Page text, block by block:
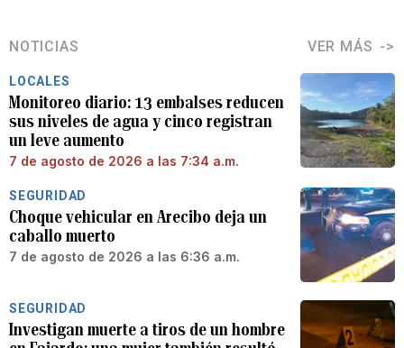
NOTICIAS VER MÁS
LOCALES
Monitoreo diario: 13 embalses reducen
sus niveles de agua y cinco registran
un leve aumento
7 de agosto de 2026 a las 7:34 a.m.
SEGURIDAD
Choque vehicular en Arecibo deja un
caballo muerto
7 de agosto de 2026 a las 6:36 a.m.
SEGURIDAD
Investigan muerte a tiros de un hombre